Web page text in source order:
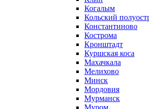
Когалым
Кольский
Константиново
Кострома
Кронштадт
Куршская коса
Махачкала
Мелихово
Минск
Мордовия
Мурманск
Муром